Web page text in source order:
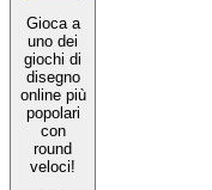
Gioca a
uno dei
giochi di
disegno
online più
popolari
con
round
veloci!